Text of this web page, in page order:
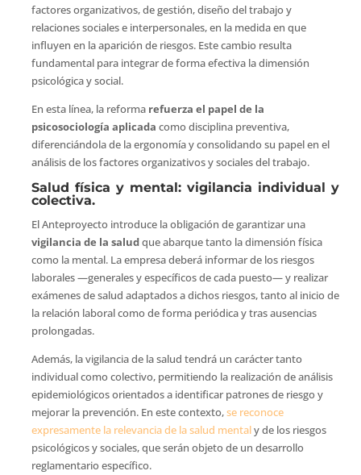
factores organizativos, de gestión, diseño del trabajo y
relaciones sociales e interpersonales, en la medida en que
influyen en la aparición de riesgos. Este cambio resulta
fundamental para integrar de forma efectiva la dimensión
psicológica y social.
En esta línea, la reforma refuerza el papel de la
psicosociología aplicada como disciplina preventiva,
diferenciándola de la ergonomía y consolidando su papel en el
análisis de los factores organizativos y sociales del trabajo.
Salud física y mental: vigilancia individual y
colectiva.
El Anteproyecto introduce la obligación de garantizar una
vigilancia de la saludque abarque tanto la dimensión física
como la mental. La empresa deberá informar de los riesgos
laborales —generales y específicos de cada puesto— y realizar
exámenes de salud adaptados a dichos riesgos, tanto al inicio de
la relación laboral como de forma periódica y tras ausencias
prolongadas.
Además, la vigilancia de la salud tendrá un carácter tanto
individual como colectivo, permitiendo la realización de análisis
epidemiológicos orientados a identificar patrones de riesgo y
mejorar la prevención. En este contexto,se reconoce
expresamente la relevancia de la salud mentaly de los riesgos
psicológicos y sociales, que serán objeto de un desarrollo
reglamentario específico.